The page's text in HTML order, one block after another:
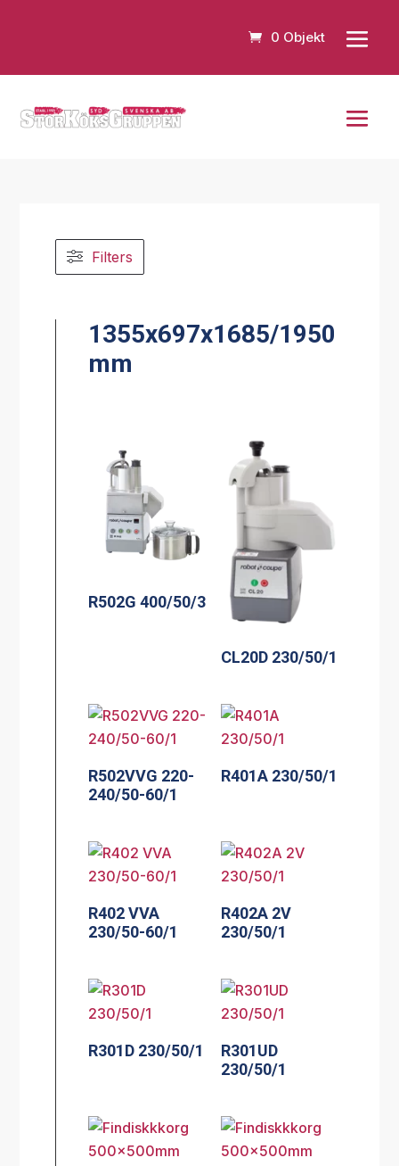
0 Objekt
Filters
1355x697x1685/1950
mm
R502G 400/50/3
CL20D 230/50/1
R502VVG 220-
240/50-60/1
R401A 230/50/1
R402 VVA
230/50-60/1
R402A 2V
230/50/1
R301D 230/50/1
R301UD
230/50/1